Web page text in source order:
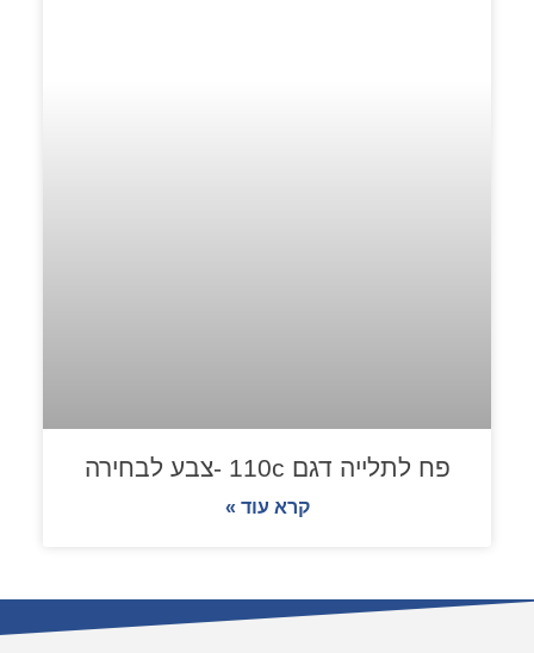
פח לתלייה דגם 110c -צבע לבחירה
קרא עוד »